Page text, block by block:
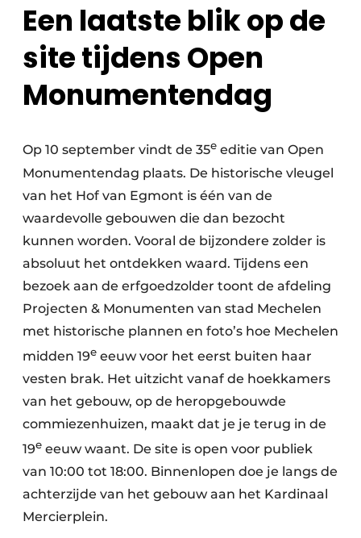
Een laatste blik op de
site tijdens Open
Monumentendag
Op 10 september vindt de 35e editie van Open
Monumentendag plaats. De historische vleugel
van het Hof van Egmont is één van de
waardevolle gebouwen die dan bezocht
kunnen worden. Vooral de bijzondere zolder is
absoluut het ontdekken waard. Tijdens een
bezoek aan de erfgoedzolder toont de afdeling
Projecten & Monumenten van stad Mechelen
met historische plannen en foto’s hoe Mechelen
midden 19e eeuw voor het eerst buiten haar
vesten brak. Het uitzicht vanaf de hoekkamers
van het gebouw, op de heropgebouwde
commiezenhuizen, maakt dat je je terug in de
19e eeuw waant. De site is open voor publiek
van 10:00 tot 18:00. Binnenlopen doe je langs de
achterzijde van het gebouw aan het Kardinaal
Mercierplein.